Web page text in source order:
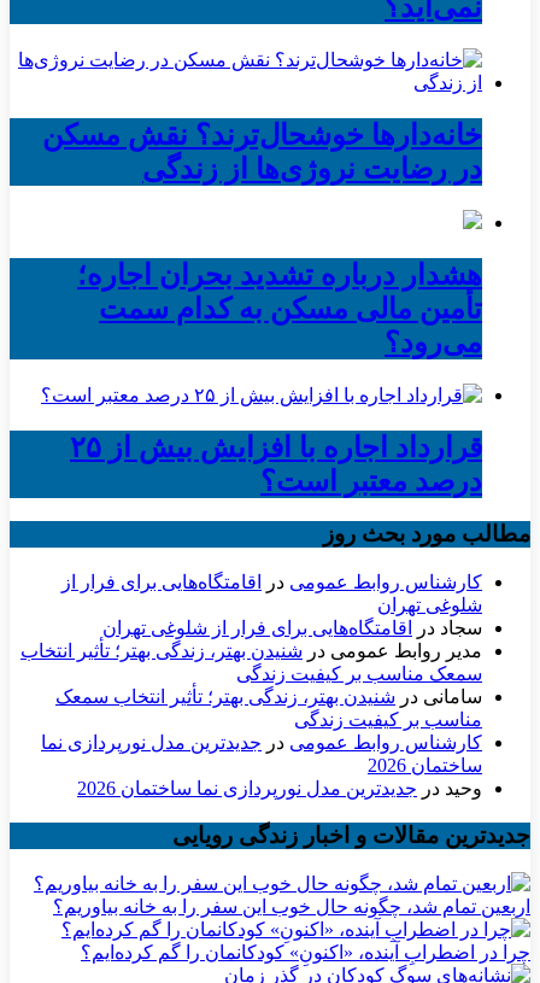
نمی‌آید؟
خانه‌دارها خوشحال‌ترند؟ نقش مسکن
در رضایت نروژی‌ها از زندگی
هشدار درباره تشدید بحران اجاره؛
تأمین مالی مسکن به کدام سمت
می‌رود؟
قرارداد اجاره با افزایش بیش از ۲۵
درصد معتبر است؟
مطالب مورد بحث روز
کارشناس روابط عمومی در
اقامتگاه‌هایی برای فرار از
شلوغی تهران
سجاد در
اقامتگاه‌هایی برای فرار از شلوغی تهران
مدیر روابط عمومی در شنیدن بهتر، زندگی بهتر؛ تأثیر انتخاب
سمعک مناسب بر کیفیت زندگی
سامانی در شنیدن بهتر، زندگی بهتر؛ تأثیر انتخاب سمعک
مناسب بر کیفیت زندگی
کارشناس روابط عمومی در جدیدترین مدل نورپردازی نما
ساختمان 2026
وحید در جدیدترین مدل نورپردازی نما ساختمان 2026
جدیدترین مقالات و اخبار زندگی رویایی
اربعین تمام شد، چگونه حال خوب این سفر را به خانه بیاوریم؟
چرا در اضطرابِ آینده، «اکنونِ» کودکانمان را گم کرده‌ایم؟